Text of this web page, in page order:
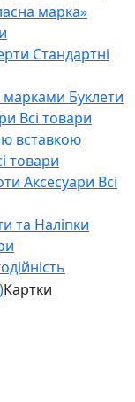
марка»
Стандартні
марками Буклети
Всі товари
вставкою
товари
Аксесуари Всі
та Наліпки
Картки